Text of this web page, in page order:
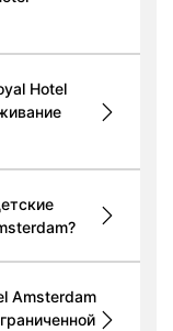
Hotel
Amsterdam